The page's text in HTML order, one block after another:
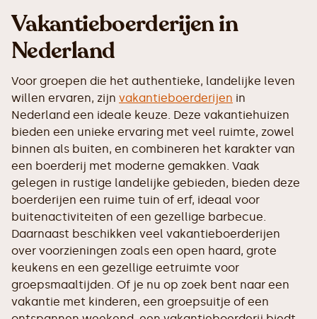
‍Vakantieboerderijen in
Nederland
Voor groepen die het authentieke, landelijke leven
willen ervaren, zijn vakantieboerderijen in
Nederland een ideale keuze. Deze vakantiehuizen
bieden een unieke ervaring met veel ruimte, zowel
binnen als buiten, en combineren het karakter van
een boerderij met moderne gemakken. Vaak
gelegen in rustige landelijke gebieden, bieden deze
boerderijen een ruime tuin of erf, ideaal voor
buitenactiviteiten of een gezellige barbecue.
Daarnaast beschikken veel vakantieboerderijen
over voorzieningen zoals een open haard, grote
keukens en een gezellige eetruimte voor
groepsmaaltijden. Of je nu op zoek bent naar een
vakantie met kinderen, een groepsuitje of een